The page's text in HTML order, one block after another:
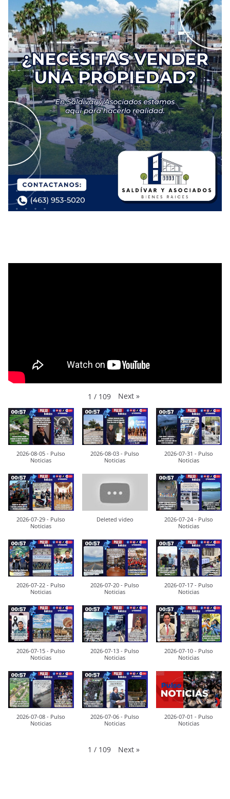
1 / 109 Next »
2026-08-05 - Pulso
Noticias
2026-08-03 - Pulso
Noticias
2026-07-31 - Pulso
Noticias
2026-07-29 - Pulso
Noticias
Deleted video
2026-07-24 - Pulso
Noticias
2026-07-22 - Pulso
Noticias
2026-07-20 - Pulso
Noticias
2026-07-17 - Pulso
Noticias
2026-07-15 - Pulso
Noticias
2026-07-13 - Pulso
Noticias
2026-07-10 - Pulso
Noticias
2026-07-08 - Pulso
Noticias
2026-07-06 - Pulso
Noticias
2026-07-01 - Pulso
Noticias
1 / 109 Next »